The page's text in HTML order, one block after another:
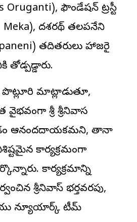
Oruganti), ఫౌండేషన్ ట్రస్టీ
దశరథ్ తలపనేని
తదితరులు హాజరై
తోడ్పడ్డారు.
మాట్లాడుతూ,
శ్రీ శ్రీనివాస
ఆనందదాయకమని, తానా
కార్యక్రమంగా
కార్యక్రమాన్ని
శ్రీనివాస్ భర్తవరపు,
న్యూయార్క్ టీమ్